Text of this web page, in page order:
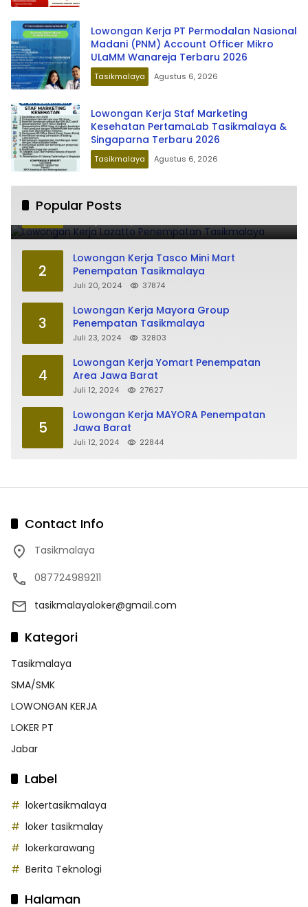
Lowongan Kerja PT Permodalan Nasional
Madani (PNM) Account Officer Mikro
ULaMM Wanareja Terbaru 2026
Tasikmalaya Agustus 6, 2026
Lowongan Kerja Staf Marketing
Kesehatan PertamaLab Tasikmalaya &
Singaparna Terbaru 2026
Tasikmalaya Agustus 6, 2026
Popular Posts
1
Tasikmalaya
2
Lowongan Kerja Tasco Mini Mart
Penempatan Tasikmalaya
Juli 20, 2024 37874
3
Lowongan Kerja Mayora Group
Penempatan Tasikmalaya
Juli 23, 2024 32803
4
Lowongan Kerja Yomart Penempatan
Area Jawa Barat
Juli 12, 2024 27627
5
Lowongan Kerja MAYORA Penempatan
Jawa Barat
Juli 12, 2024 22844
Contact Info
Tasikmalaya
087724989211
tasikmalayaloker@gmail.com
Kategori
Tasikmalaya
SMA/SMK
LOWONGAN KERJA
LOKER PT
Jabar
Label
lokertasikmalaya
loker tasikmalay
lokerkarawang
Berita Teknologi
Halaman